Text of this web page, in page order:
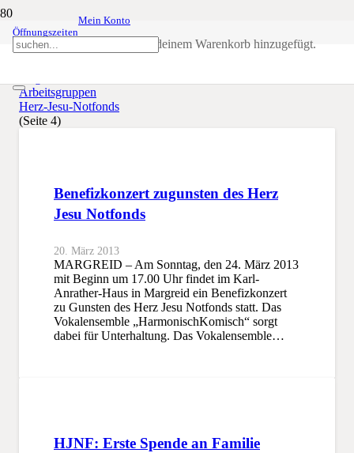
Öffnungszeiten
Mein Konto
wurde deinem Warenkorb hinzugefügt.
Herz-Jesu-Notfonds
Arbeitsgruppen
Herz-Jesu-Notfonds
(Seite 4)
Benefizkonzert zugunsten des Herz
Jesu Notfonds
20. März 2013
MARGREID – Am Sonntag, den 24. März 2013
mit Beginn um 17.00 Uhr findet im Karl-
Anrather-Haus in Margreid ein Benefizkonzert
zu Gunsten des Herz Jesu Notfonds statt. Das
Vokalensemble „HarmonischKomisch“ sorgt
dabei für Unterhaltung. Das Vokalensemble…
HJNF: Erste Spende an Familie